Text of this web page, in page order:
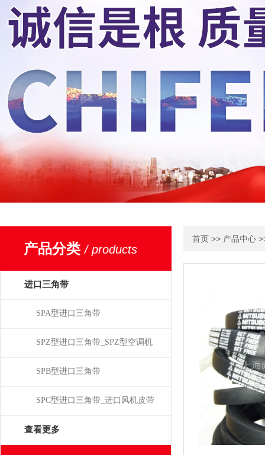
产品分类/ products
进口三角带
SPA型进口三角带
SPZ型进口三角带_SPZ型空调机
皮带
SPB型进口三角带
SPC型进口三角带_进口风机皮带
查看更多
首页 >> 产品中心